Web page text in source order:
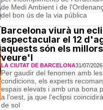
de Medi Ambient i de
del bon ús de la via pública
Barcelona viurà un
espectacular el 12
aquests són els
veure'l
LA CIUTAT DE BARCELONA31/07/2026
Per gaudir del fenomen amb
condicions, els experts
espais elevats i amb una bona
a l'oest, ja que l'eclipsi
de sol